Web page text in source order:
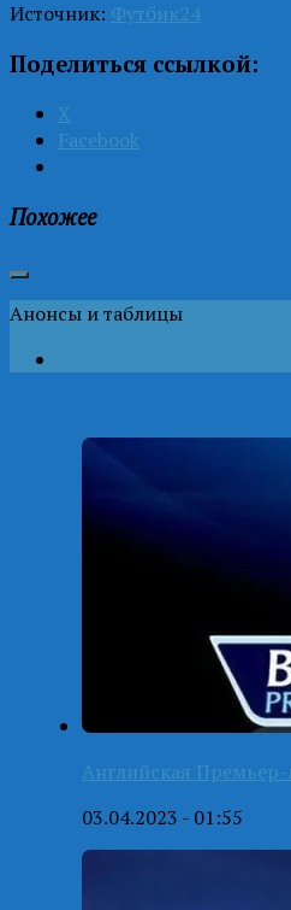
Источник: Футбик24
Поделиться ссылкой:
X
Facebook
Похожее
Анонсы и таблицы
Английская Премьер-
03.04.2023 - 01:55